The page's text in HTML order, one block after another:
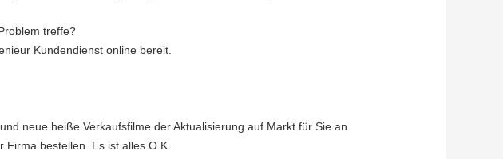
treffe?
Kundendienst online bereit.
neue heiße Verkaufsfilme der Aktualisierung auf Markt für Sie an.
bestellen. Es ist alles O.K.